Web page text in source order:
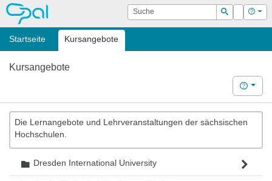
OPAL Suche
Suchen
Login Hilfe
Startseite Kursangebote
Kursangebote
Hilfe
Die Lernangebote und Lehrveranstaltungen der sächsischen
Hochschulen.
Ordner
Dresden International University